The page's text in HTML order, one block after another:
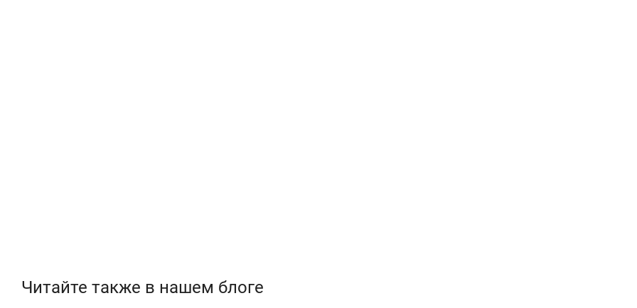
Читайте также в нашем блоге